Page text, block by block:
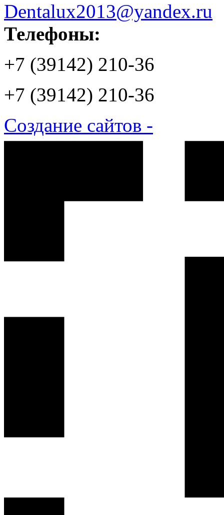
Dentalux2013@yandex.ru
Телефоны:
+7 (39142) 210-36
+7 (39142) 210-36
Создание сайтов -